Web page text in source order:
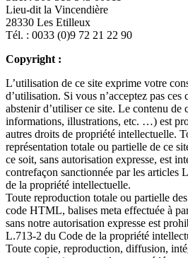
Lieu-dit la Vincendière
28330 Les Etilleux
Tél. : 0033 (0)9 72 21 22 90
Copyright :
L’utilisation de ce site exprime votre
d’utilisation. Si vous n’acceptez pas
abstenir d’utiliser ce site. Le contenu de
informations, illustrations, etc. …) est
autres droits de propriété intellectuelle.
représentation totale ou partielle de ce
ce soit, sans autorisation expresse, est
contrefaçon sanctionnée par les articles
de la propriété intellectuelle.
Toute reproduction totale ou partielle
code HTML, balises meta effectuée à
sans notre autorisation expresse est
L.713-2 du Code de la propriété
Toute copie, reproduction, diffusion,